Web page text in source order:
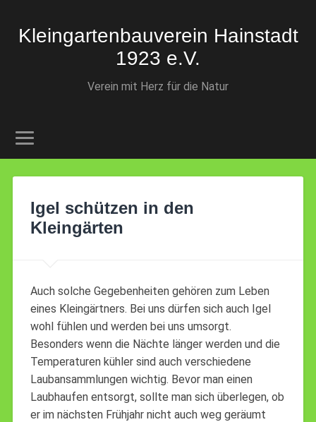
Kleingartenbauverein Hainstadt
1923 e.V.
Verein mit Herz für die Natur
Igel schützen in den
Kleingärten
Auch solche Gegebenheiten gehören zum Leben
eines Kleingärtners. Bei uns dürfen sich auch Igel
wohl fühlen und werden bei uns umsorgt.
Besonders wenn die Nächte länger werden und die
Temperaturen kühler sind auch verschiedene
Laubansammlungen wichtig. Bevor man einen
Laubhaufen entsorgt, sollte man sich überlegen, ob
er im nächsten Frühjahr nicht auch weg geräumt